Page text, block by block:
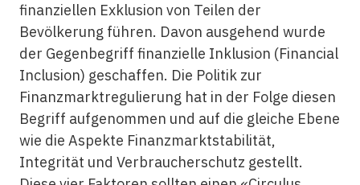
finanziellen Exklusion von Teilen der
Bevölkerung führen. Davon ausgehend wurde
der Gegenbegriff finanzielle Inklusion (Financial
Inclusion) geschaffen. Die Politik zur
Finanzmarktregulierung hat in der Folge diesen
Begriff aufgenommen und auf die gleiche Ebene
wie die Aspekte Finanzmarktstabilität,
Integrität und Verbraucherschutz gestellt.